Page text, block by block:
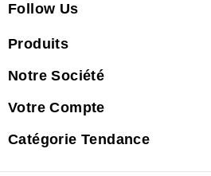
Follow Us
Produits
Notre Société
Votre Compte
Catégorie Tendance